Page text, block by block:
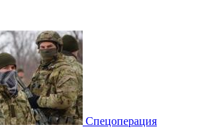
Спецоперация